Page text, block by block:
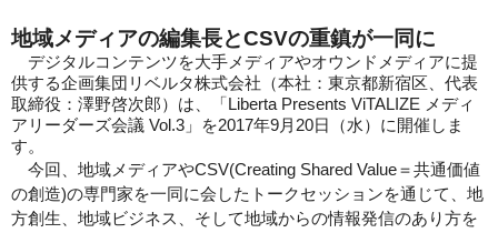
地域メディアの編集長とCSVの重鎮が一同に
デジタルコンテンツを大手メディアやオウンドメディアに提
供する企画集団リベルタ株式会社（本社：東京都新宿区、代表
取締役：澤野啓次郎）は、「Liberta Presents ViTALIZE メディ
アリーダーズ会議 Vol.3」を2017年9月20日（水）に開催しま
す。
今回、地域メディアやCSV(Creating Shared Value＝共通価値
の創造)の専門家を一同に会したトークセッションを通じて、地
方創生、地域ビジネス、そして地域からの情報発信のあり方を